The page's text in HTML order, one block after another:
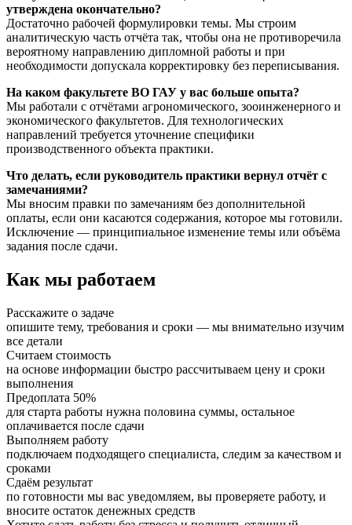
утверждена окончательно?
Достаточно рабочей формулировки темы. Мы строим
аналитическую часть отчёта так, чтобы она не противоречила
вероятному направлению дипломной работы и при
необходимости допускала корректировку без переписывания.
На каком факультете ВО ГАУ у вас больше опыта?
Мы работали с отчётами агрономического, зооинженерного и
экономического факультетов. Для технологических
направлений требуется уточнение специфики
производственного объекта практики.
Что делать, если руководитель практики вернул отчёт с
замечаниями?
Мы вносим правки по замечаниям без дополнительной
оплаты, если они касаются содержания, которое мы готовили.
Исключение — принципиальное изменение темы или объёма
задания после сдачи.
Как мы работаем
Расскажите о задаче
опишите тему, требования и сроки — мы внимательно изучим
все детали
Считаем стоимость
на основе информации быстро рассчитываем цену и сроки
выполнения
Предоплата 50%
для старта работы нужна половина суммы, остальное
оплачивается после сдачи
Выполняем работу
подключаем подходящего специалиста, следим за качеством и
сроками
Сдаём результат
по готовности мы вас уведомляем, вы проверяете работу, и
вносите остаток денежных средств